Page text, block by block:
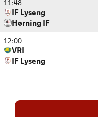
11:48
IF Lyseng
Hørning IF
12:00
VRI
IF Lyseng